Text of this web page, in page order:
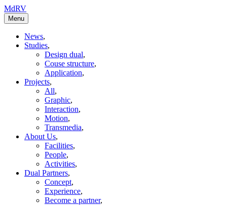
MdRV
Menu
News,
Studies,
Design dual,
Couse structure,
Application,
Projects,
All,
Graphic,
Interaction,
Motion,
Transmedia,
About Us,
Facilities,
People,
Activities,
Dual Partners,
Concept,
Experience,
Become a partner,